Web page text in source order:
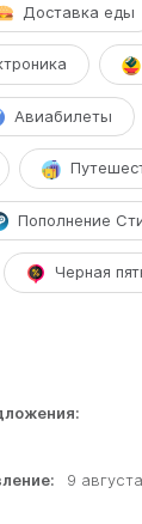
Доставка еды
Авиабилеты
Пополнение
Черная
9